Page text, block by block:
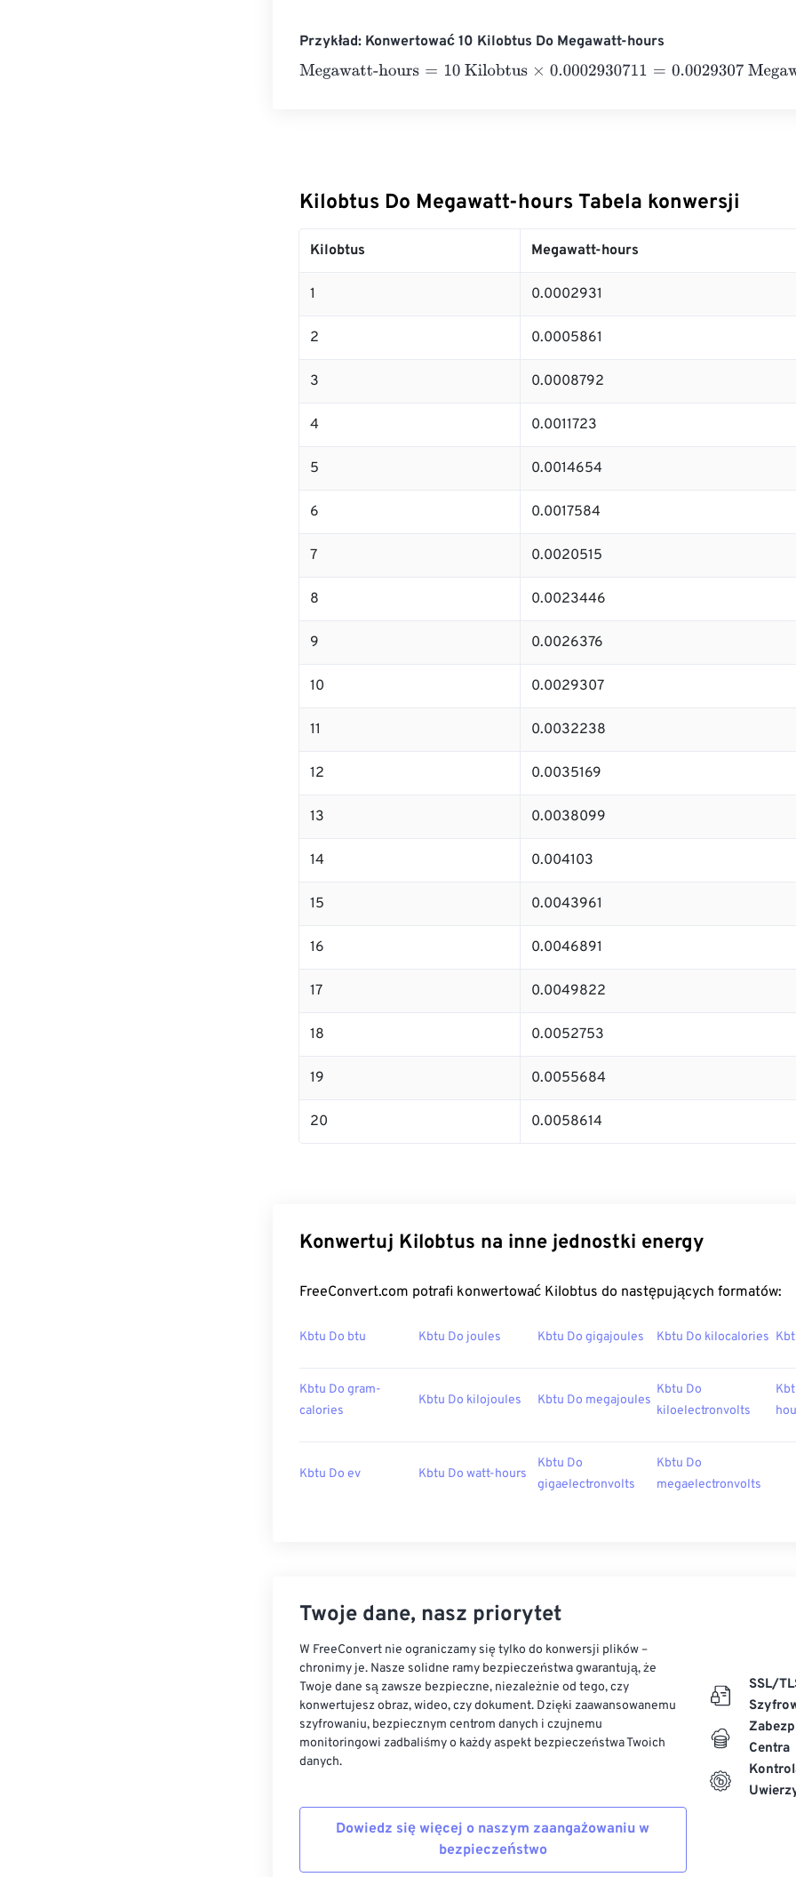
Przykład: Konwertować 10 Kilobtus Do Megawatt-hours
Megawatt-hours=10 Kilobtus×0.0002930711=0.0029307 Megawatt-hours
Kilobtus Do Megawatt-hours Tabela konwersji
Kilobtus Megawatt-hours
1 0.0002931
2 0.0005861
3 0.0008792
4 0.0011723
5 0.0014654
6 0.0017584
7 0.0020515
8 0.0023446
9 0.0026376
10 0.0029307
11 0.0032238
12 0.0035169
13 0.0038099
14 0.004103
15 0.0043961
16 0.0046891
17 0.0049822
18 0.0052753
19 0.0055684
20 0.0058614
Konwertuj Kilobtus na inne jednostki energy
FreeConvert.com potrafi konwertować Kilobtus do następujących formatów:
Kbtu Do btu Kbtu Do joules Kbtu Do gigajoules Kbtu Do kilocalories
Kbtu Do gram-
calories
Kbtu Do kilojoules Kbtu Do megajoules
Kbtu Do
kiloelectronvolts
Kbtu Do ev Kbtu Do watt-hours
Kbtu Do
gigaelectronvolts
Kbtu Do
megaelectronvolts
Twoje dane, nasz priorytet
W FreeConvert nie ograniczamy się tylko do konwersji plików –
chronimy je. Nasze solidne ramy bezpieczeństwa gwarantują, że
Twoje dane są zawsze bezpieczne, niezależnie od tego, czy
konwertujesz obraz, wideo, czy dokument. Dzięki zaawansowanemu
szyfrowaniu, bezpiecznym centrom danych i czujnemu
monitoringowi zadbaliśmy o każdy aspekt bezpieczeństwa Twoich
danych.
Dowiedz się więcej o naszym zaangażowaniu w
bezpieczeństwo
SSL/
Centra